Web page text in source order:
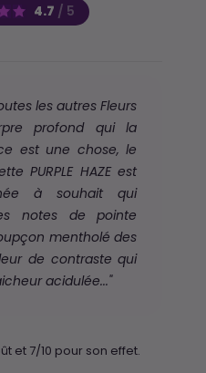
4.7 / 5
les autres Fleurs
profond qui la
est une chose, le
PURPLE HAZE est
à souhait qui
notes de pointe
mentholé des
de contraste qui
acidulée..."
et 7/10 pour son effet.